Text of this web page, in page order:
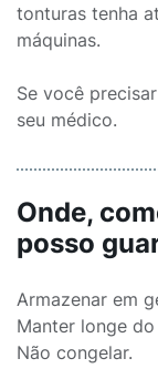
tonturas tenha
máquinas.
Se você
seu médico.
Onde,
posso
Armazenar em
Manter longe
Não congelar.